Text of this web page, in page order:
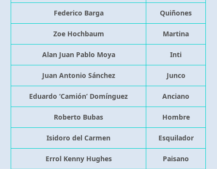
Federico Barga Quiñones
Zoe Hochbaum Martina
Alan Juan Pablo Moya Inti
Juan Antonio Sánchez Junco
Eduardo ‘Camión’ Domínguez Anciano
Roberto Bubas Hombre
Isidoro del Carmen Esquilador
Errol Kenny Hughes Paisano